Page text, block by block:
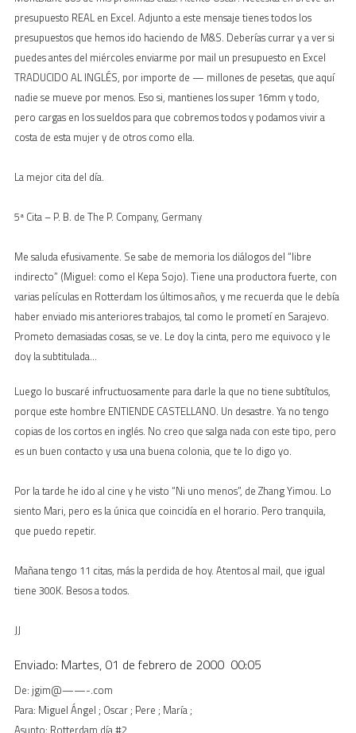
presupuesto REAL en Excel. Adjunto a este mensaje tienes todos los
presupuestos que hemos ido haciendo de M&S. Deberías currar y a ver si
puedes antes del miércoles enviarme por mail un presupuesto en Excel
TRADUCIDO AL INGLÉS, por importe de — millones de pesetas, que aquí
nadie se mueve por menos. Eso si, mantienes los super 16mm y todo,
pero cargas en los sueldos para que cobremos todos y podamos vivir a
costa de esta mujer y de otros como ella.
La mejor cita del día.
5ª Cita – P. B. de The P. Company, Germany
Me saluda efusivamente. Se sabe de memoria los diálogos del “libre
indirecto” (Miguel: como el Kepa Sojo). Tiene una productora fuerte, con
varias películas en Rotterdam los últimos años, y me recuerda que le debía
haber enviado mis anteriores trabajos, tal como le prometí en Sarajevo.
Prometo demasiadas cosas, se ve. Le doy la cinta, pero me equivoco y le
doy la subtitulada…
Luego lo buscaré infructuosamente para darle la que no tiene subtítulos,
porque este hombre ENTIENDE CASTELLANO. Un desastre. Ya no tengo
copias de los cortos en inglés. No creo que salga nada con este tipo, pero
es un buen contacto y usa una buena colonia, que te lo digo yo.
Por la tarde he ido al cine y he visto “Ni uno menos”, de Zhang Yimou. Lo
siento Mari, pero es la única que coincidía en el horario. Pero tranquila,
que puedo repetir.
Mañana tengo 11 citas, más la perdida de hoy. Atentos al mail, que igual
tiene 300K. Besos a todos.
JJ
Enviado: Martes, 01 de febrero de 2000 00:05
De: jgim@——-.com
Para: Miguel Ángel ; Oscar ; Pere ; María ;
Asunto: Rotterdam día #2